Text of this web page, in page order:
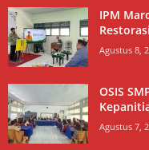
IPM
Agustus 8,
OSIS
Agustus 7,